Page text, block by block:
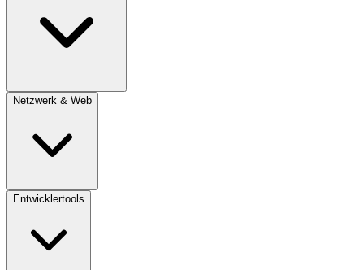
Netzwerk & Web
Entwicklertools